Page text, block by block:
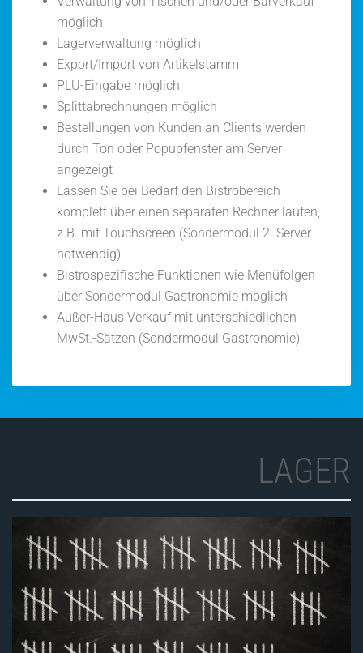
möglich
Lagerverwaltung möglich
Export/Import von Artikelstamm
PLU-Eingabe möglich
Splittabrechnungen möglich
Bestellungen von Kunden an Clients werden
durch Ton oder Popupfenster am Server
angezeigt
Lassen Sie bei Bedarf den Bistrobereich
komplett über einen separaten Rechner laufen,
z.B. mit Touchscreen (Sondermodul 2. Server
notwendig)
Bistrospezifische Funktionen wie Menüfolgen
über Sondermodul Gastronomie möglich
Außer-Haus Verkauf mit unterschiedlichen
MwSt.-Sätzen (Sondermodul Gastronomie)
LAGER